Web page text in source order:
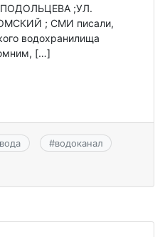
ПОДОЛЬЦЕВА ;УЛ.
; СМИ писали,
водохранилища
[…]
вода #водоканал